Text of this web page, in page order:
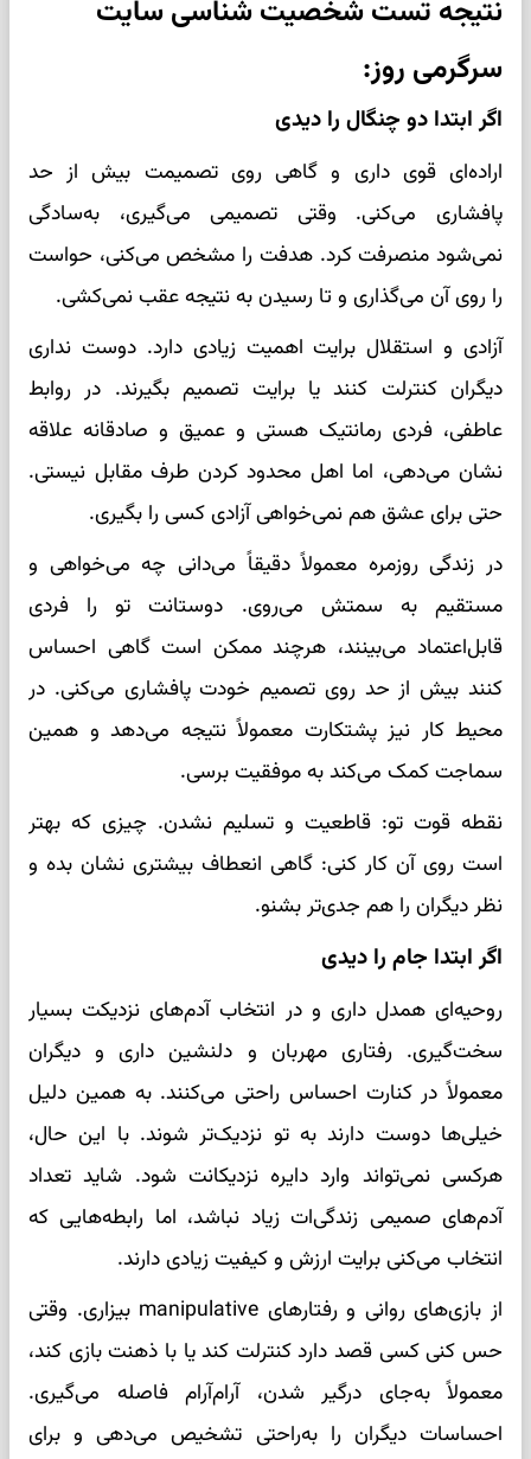
نتیجه تست شخصیت شناسی سایت
سرگرمی روز:
اگر ابتدا دو چنگال را دیدی
اراده‌ای قوی داری و گاهی روی تصمیمت بیش از حد
پافشاری می‌کنی. وقتی تصمیمی می‌گیری، به‌سادگی
نمی‌شود منصرفت کرد. هدفت را مشخص می‌کنی، حواست
را روی آن می‌گذاری و تا رسیدن به نتیجه عقب نمی‌کشی.
آزادی و استقلال برایت اهمیت زیادی دارد. دوست نداری
دیگران کنترلت کنند یا برایت تصمیم بگیرند. در روابط
عاطفی، فردی رمانتیک هستی و عمیق و صادقانه علاقه
نشان می‌دهی، اما اهل محدود کردن طرف مقابل نیستی.
حتی برای عشق هم نمی‌خواهی آزادی کسی را بگیری.
در زندگی روزمره معمولاً دقیقاً می‌دانی چه می‌خواهی و
مستقیم به سمتش می‌روی. دوستانت تو را فردی
قابل‌اعتماد می‌بینند، هرچند ممکن است گاهی احساس
کنند بیش از حد روی تصمیم خودت پافشاری می‌کنی. در
محیط کار نیز پشتکارت معمولاً نتیجه می‌دهد و همین
سماجت کمک می‌کند به موفقیت برسی.
نقطه قوت تو: قاطعیت و تسلیم نشدن. چیزی که بهتر
است روی آن کار کنی: گاهی انعطاف بیشتری نشان بده و
نظر دیگران را هم جدی‌تر بشنو.
اگر ابتدا جام را دیدی
روحیه‌ای همدل داری و در انتخاب آدم‌های نزدیکت بسیار
سخت‌گیری. رفتاری مهربان و دلنشین داری و دیگران
معمولاً در کنارت احساس راحتی می‌کنند. به همین دلیل
خیلی‌ها دوست دارند به تو نزدیک‌تر شوند. با این حال،
هرکسی نمی‌تواند وارد دایره نزدیکانت شود. شاید تعداد
آدم‌های صمیمی زندگی‌ات زیاد نباشد، اما رابطه‌هایی که
انتخاب می‌کنی برایت ارزش و کیفیت زیادی دارند.
از بازی‌های روانی و رفتارهای manipulative بیزاری. وقتی
حس کنی کسی قصد دارد کنترلت کند یا با ذهنت بازی کند،
معمولاً به‌جای درگیر شدن، آرام‌آرام فاصله می‌گیری.
احساسات دیگران را به‌راحتی تشخیص می‌دهی و برای